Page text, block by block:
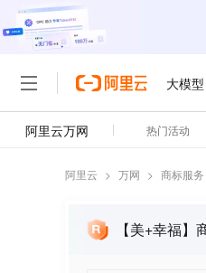
阿里云 > 万网 > 商标服务
【美+幸福】